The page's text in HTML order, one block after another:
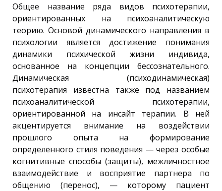
Общее название ряда видов психотерапии,
ориентированных на психоаналитическую
теорию. Основой динамического направления в
психологии является достижение понимания
динамики психической жизни индивида,
основанное на концепции бессознательного.
Динамическая (психодинамическая)
психотерапия известна также под названием
психоаналитической психотерапии,
ориентированной на инсайт терапии. В ней
акцентируется внимание на воздействии
прошлого опыта на формирование
определенного стиля поведения — через особые
когнитивные способы (защиты), межличностное
взаимодействие и восприятие партнера по
общению (перенос), — которому пациент